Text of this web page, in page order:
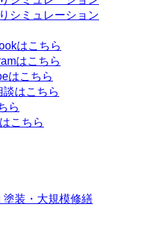
装・大規模修繕